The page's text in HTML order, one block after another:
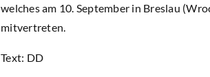
welches am 10. September in Breslau
mitvertreten.
Text: DD